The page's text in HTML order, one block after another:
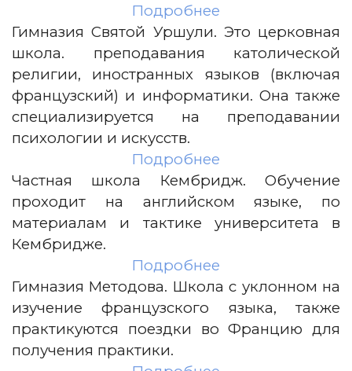
Подробнее
Гимназия Святой Уршули. Это церковная
школа. преподавания католической
религии, иностранных языков (включая
французский) и информатики. Она также
специализируется на преподавании
психологии и искусств.
Подробнее
Частная школа Кембридж. Обучение
проходит на английском языке, по
материалам и тактике университета в
Кембридже.
Подробнее
Гимназия Методова. Школа с уклонном на
изучение французского языка, также
практикуются поездки во Францию для
получения практики.